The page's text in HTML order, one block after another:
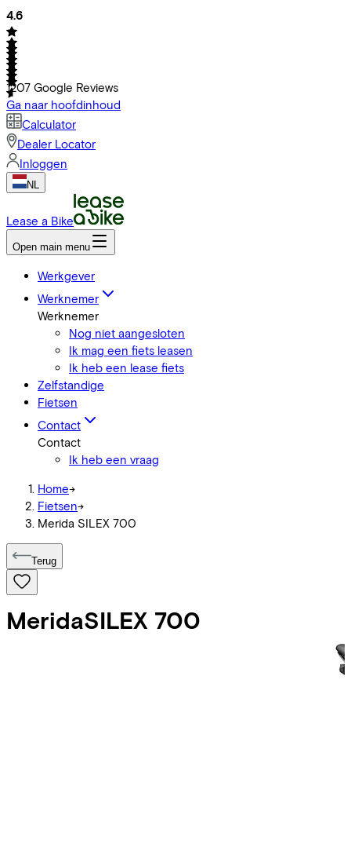
4.6
1207 Google Reviews
Ga naar hoofdinhoud
Calculator
Dealer Locator
Inloggen
NL
Lease a Bike
Open main menu
Werkgever
Werknemer
Werknemer
Nog niet aangesloten
Ik mag een fiets leasen
Ik heb een lease fiets
Zelfstandige
Fietsen
Contact
Contact
Ik heb een vraag
Home->
Fietsen->
Merida SILEX 700
Terug
MeridaSILEX 700